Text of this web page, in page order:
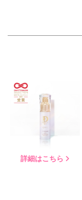
詳細はこちら